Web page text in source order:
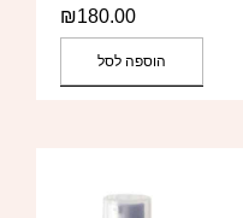
₪180.00
הוספה לסל